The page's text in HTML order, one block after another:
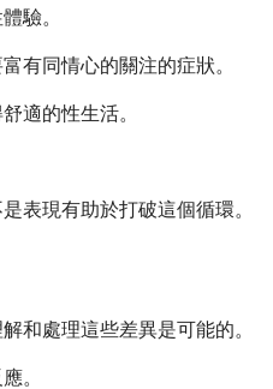
驗。
有同情心的關注的症狀。
適的性生活。
表現有助於打破這個循環。
和處理這些差異是可能的。
。